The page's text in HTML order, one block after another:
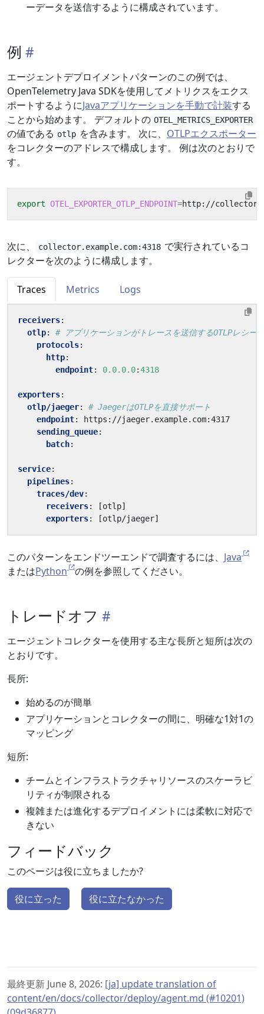
ーデータを送信するように構成されています。
例
エージェントデプロイメントパターンのこの例では、
OpenTelemetry Java SDKを使用してメトリクスをエクス
ポートするようにJavaアプリケーションを手動で計装する
ことから始めます。 デフォルトの OTEL_METRICS_EXPORTER
の値である otlp を含みます。 次に、 OTLPエクスポーター
をコレクターのアドレスで構成します。 例は次のとおりで
す。
export OTEL_EXPORTER_OTLP_ENDPOINT=
次に、 collector.example.com:4318 で実行されているコ
レクターを次のように構成します。
Traces Metrics Logs
receivers:
otlp:
# アプリケーションがトレースを送信するOTLPレシー
protocols:
http:
endpoint: 0.0.0.0:4318
exporters:
otlp/jaeger:
# JaegerはOTLPを直接サポート
endpoint:
https://jaeger.example.com:4317
sending_queue:
batch:
service:
pipelines:
traces/dev:
receivers: [otlp]
exporters: [otlp/jaeger]
このパターンをエンドツーエンドで調査するには、 Java
またはPython の例を参照してください。
トレードオフ
エージェントコレクターを使用する主な長所と短所は次の
とおりです。
長所:
始めるのが簡単
アプリケーションとコレクターの間に、明確な1対1の
マッピング
短所:
チームとインフラストラクチャリソースのスケーラビ
リティが制限される
複雑または進化するデプロイメントには柔軟に対応で
きない
フィードバック
このページは役に立ちましたか?
役に立った 役に立たなかった
最終更新 June 8, 2026: [ja] update translation of
content/en/docs/collector/deploy/agent.md (#10201)